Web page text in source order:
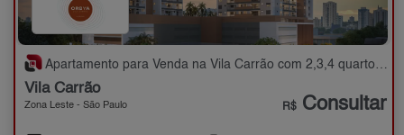
Apartamento para Venda na Vila Carrão com 2,3,4 quartos - 79 a 137 m²
Vila Carrão
Zona Leste - São Paulo R$ Consultar